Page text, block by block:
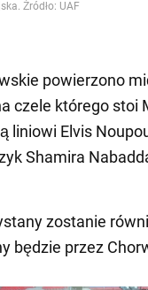
powierzono
czele którego stoi
liniowi Elvis
Shamira
zostanie
będzie przez